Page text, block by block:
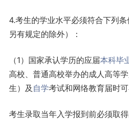
4.考生的学业水平必须符合下列
另有规定的除外）：
（1）国家承认学历的应届本科毕
高校、普通高校举办的成人高等
生）及 自学考试和网络教育届时可
考生录取当年入学报到前必须取